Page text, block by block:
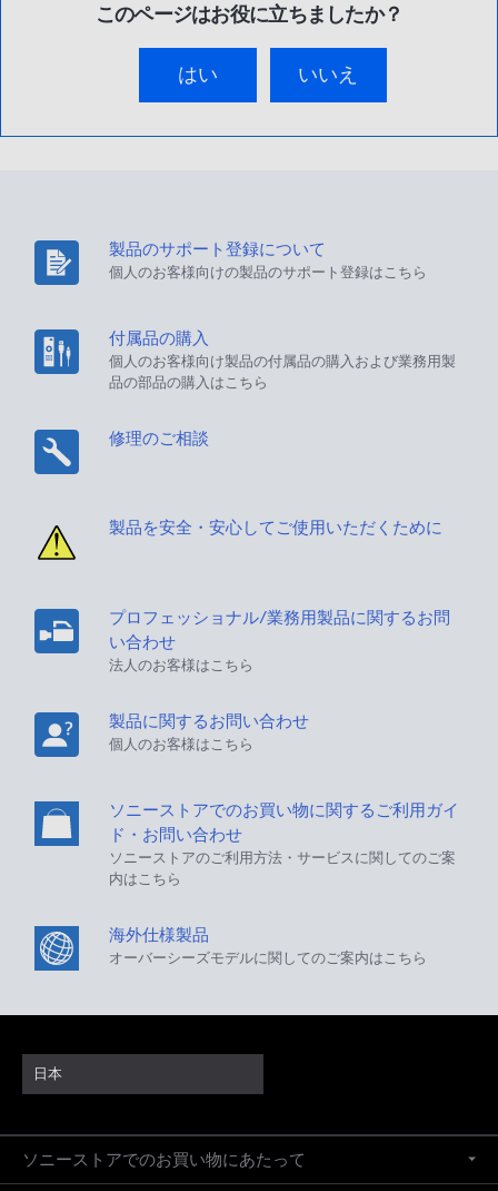
このページはお役に立ちましたか？
はい いいえ
製品のサポート登録について
個人のお客様向けの製品のサポート登録はこちら
付属品の購入
個人のお客様向け製品の付属品の購入および業務用製
品の部品の購入はこちら
修理のご相談
製品を安全・安心してご使用いただくために
プロフェッショナル/業務用製品に関するお問
い合わせ
法人のお客様はこちら
製品に関するお問い合わせ
個人のお客様はこちら
ソニーストアでのお買い物に関するご利用ガイ
ド・お問い合わせ
ソニーストアのご利用方法・サービスに関してのご案
内はこちら
海外仕様製品
オーバーシーズモデルに関してのご案内はこちら
日本
ソニーストアでのお買い物にあたって